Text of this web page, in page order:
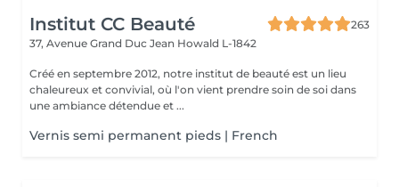
Institut CC Beauté
263
37, Avenue Grand Duc Jean Howald L-1842
Créé en septembre 2012, notre institut de beauté est un lieu
chaleureux et convivial, où l'on vient prendre soin de soi dans
une ambiance détendue et ...
Vernis semi permanent pieds | French